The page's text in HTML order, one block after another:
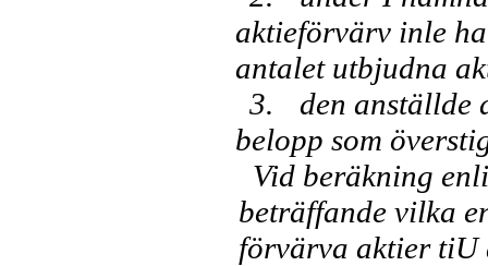
ak­tieförvärv inle
antalet ut­bjudna
3.
den anställde
belopp som
Vid beräkning
be­träffande vilka
förvärva aktier tiU